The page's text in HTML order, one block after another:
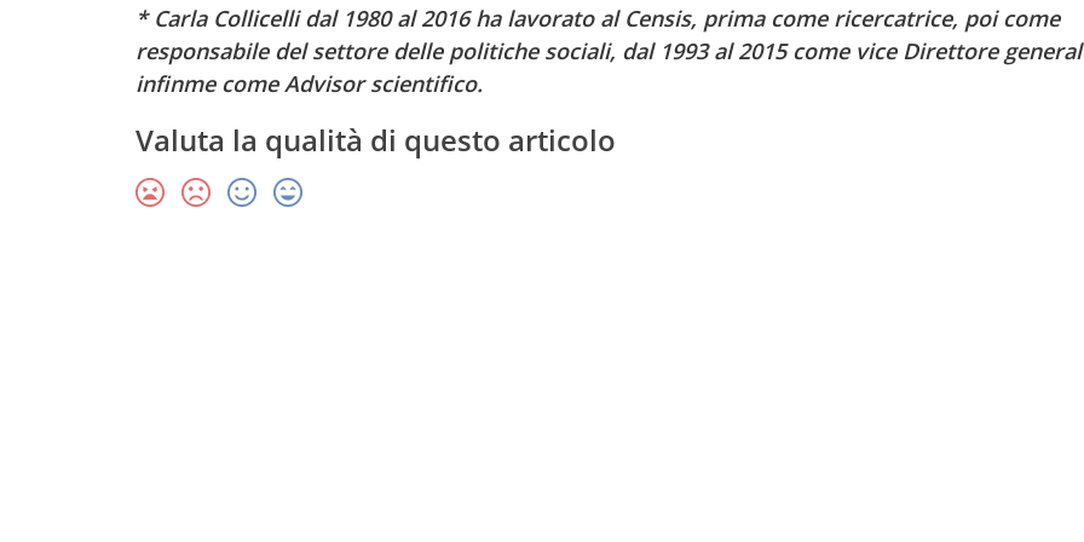
* Carla Collicelli dal 1980 al 2016 ha lavorato al Censis, prima come ricercatrice, poi come
responsabile del settore delle politiche sociali, dal 1993 al 2015 come vice Direttore
infinme come Advisor scientifico.
Valuta la qualità di questo articolo